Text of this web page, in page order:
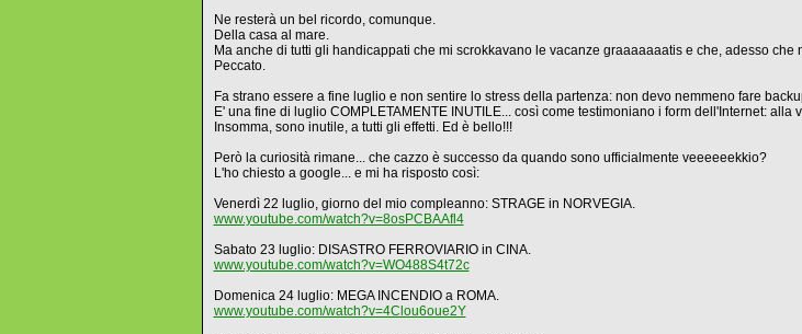
Ne resterà un bel ricordo, comunque.
Della casa al mare.
Ma anche di tutti gli handicappati che mi scrokkavano le vacanze graaaaaaatis e che, adesso
Peccato.
Fa strano essere a fine luglio e non sentire lo stress della partenza: non devo nemmeno fare
E' una fine di luglio COMPLETAMENTE INUTILE... così come testimoniano i form dell'Internet:
Insomma, sono inutile, a tutti gli effetti. Ed è bello!!!
Però la curiosità rimane... che cazzo è successo da quando sono ufficialmente veeeeeekkio?
L'ho chiesto a google... e mi ha risposto così:
Venerdì 22 luglio, giorno del mio compleanno: STRAGE in NORVEGIA.
www.youtube.com/watch?v=8osPCBAAfl4
Sabato 23 luglio: DISASTRO FERROVIARIO in CINA.
www.youtube.com/watch?v=WO488S4t72c
Domenica 24 luglio: MEGA INCENDIO a ROMA.
www.youtube.com/watch?v=4Clou6oue2Y